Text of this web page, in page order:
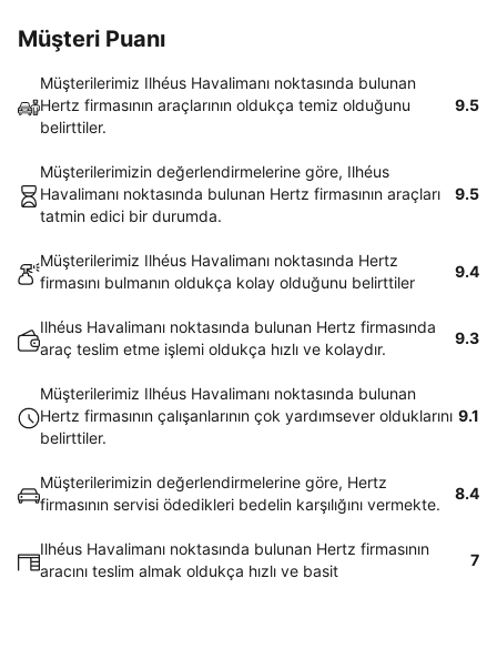
Müşteri Puanı
Müşterilerimiz Ilhéus Havalimanı noktasında bulunan
Hertz firmasının araçlarının oldukça temiz olduğunu
belirttiler.
9.5
Müşterilerimizin değerlendirmelerine göre, Ilhéus
Havalimanı noktasında bulunan Hertz firmasının araçları
tatmin edici bir durumda.
9.5
Müşterilerimiz Ilhéus Havalimanı noktasında Hertz
firmasını bulmanın oldukça kolay olduğunu belirttiler
9.4
Ilhéus Havalimanı noktasında bulunan Hertz firmasında
araç teslim etme işlemi oldukça hızlı ve kolaydır.
9.3
Müşterilerimiz Ilhéus Havalimanı noktasında bulunan
Hertz firmasının çalışanlarının çok yardımsever olduklarını
belirttiler.
9.1
Müşterilerimizin değerlendirmelerine göre, Hertz
firmasının servisi ödedikleri bedelin karşılığını vermekte.
8.4
Ilhéus Havalimanı noktasında bulunan Hertz firmasının
aracını teslim almak oldukça hızlı ve basit
7